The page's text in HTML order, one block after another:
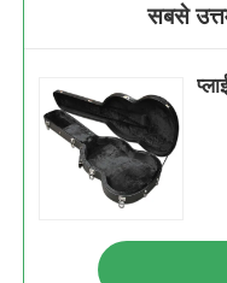
सबसे